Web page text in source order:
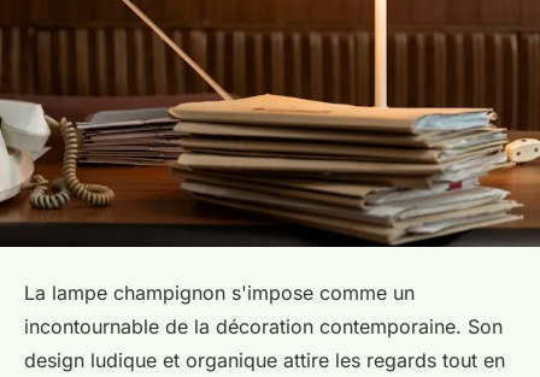
La lampe champignon s'impose comme un
incontournable de la décoration contemporaine. Son
design ludique et organique attire les regards tout en